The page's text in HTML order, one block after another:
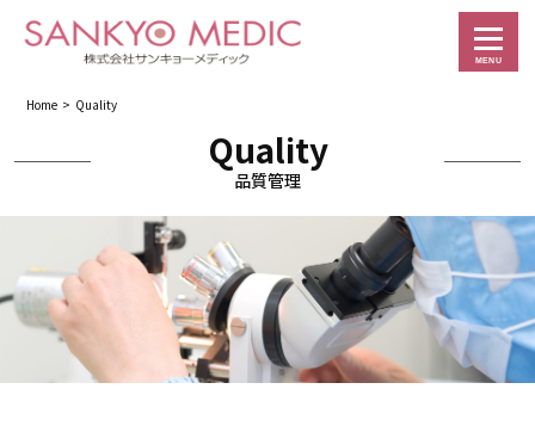
MENU
Home > Quality
Quality
品質管理